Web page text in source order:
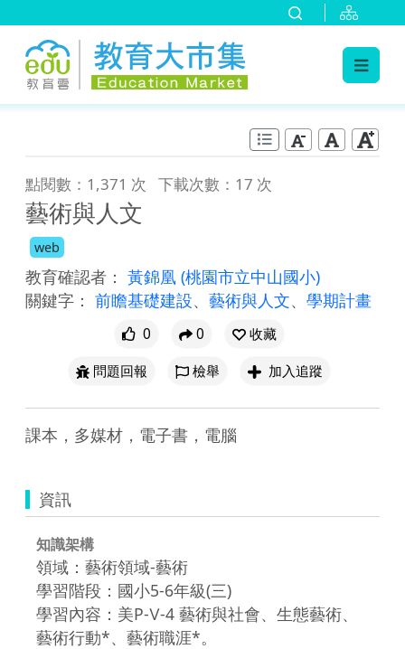
點閱數：1,371 次 下載次數：17 次
藝術與人文
web
教育確認者： 黃錦凰 (桃園市立中山國小)
關鍵字： 前瞻基礎建設、 藝術與人文、 學期計畫
0 0
收藏
問題回報
檢舉 加入追蹤
課本，多媒材，電子書，電腦
資訊
知識架構
領域：藝術領域-藝術
學習階段：國小5-6年級(三)
學習內容：美P-Ⅴ-4 藝術與社會、生態藝術、
藝術行動*、藝術職涯*。